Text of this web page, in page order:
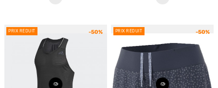
PRIX RÉDUIT -50% PRIX RÉDUIT -50%